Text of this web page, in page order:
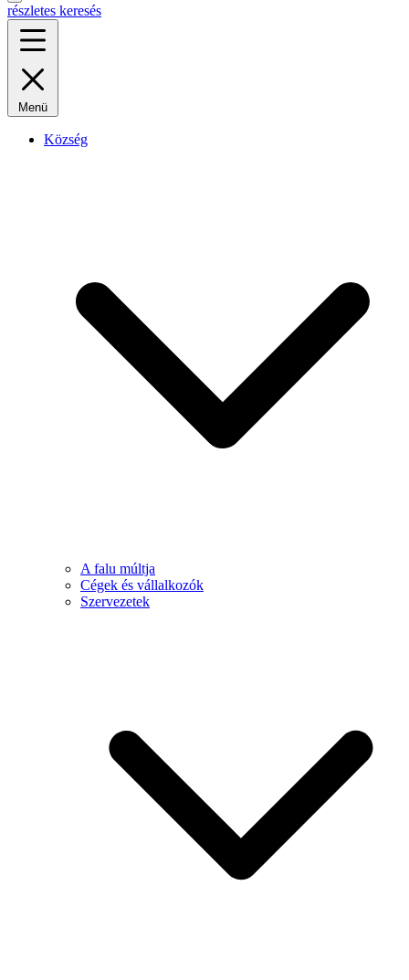
részletes keresés
Menü
Község
A falu múltja
Cégek és vállalkozók
Szervezetek